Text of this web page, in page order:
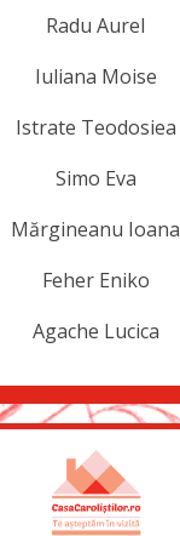
Radu Aurel
Iuliana Moise
Istrate Teodosiea
Simo Eva
Mărgineanu Ioana
Feher Eniko
Agache Lucica